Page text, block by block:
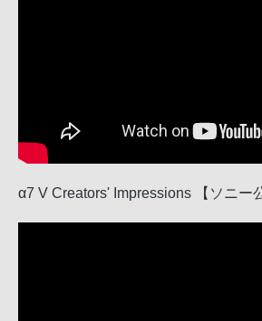
α7 V Creators' Impressions 【ソニー